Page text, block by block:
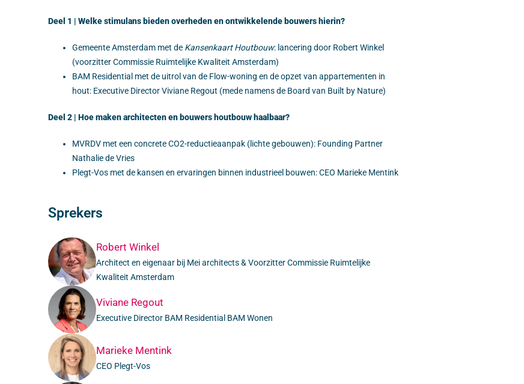
Deel 1 | Welke stimulans bieden overheden en ontwikkelende bouwers hierin?
Gemeente Amsterdam met de Kansenkaart Houtbouw: lancering door Robert Winkel
(voorzitter Commissie Ruimtelijke Kwaliteit Amsterdam)
BAM Residential met de uitrol van de Flow-woning en de opzet van appartementen in
hout: Executive Director Viviane Regout (mede namens de Board van Built by Nature)
Deel 2 | Hoe maken architecten en bouwers houtbouw haalbaar?
MVRDV met een concrete CO2-reductieaanpak (lichte gebouwen): Founding Partner
Nathalie de Vries
Plegt-Vos met de kansen en ervaringen binnen industrieel bouwen: CEO Marieke Mentink
Sprekers
Robert Winkel
Architect en eigenaar bij Mei architects & Voorzitter Commissie Ruimtelijke
Kwaliteit Amsterdam
Viviane Regout
Executive Director BAM Residential BAM Wonen
Marieke Mentink
CEO Plegt-Vos